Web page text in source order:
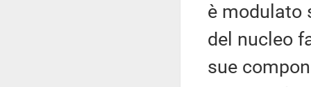
è modulato
del nucleo
sue